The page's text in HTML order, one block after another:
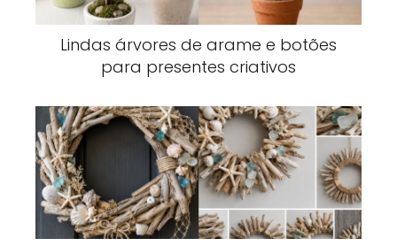
Lindas árvores de arame e botões
para presentes criativos